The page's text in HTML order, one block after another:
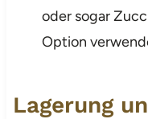
oder sogar
Option
Lagerung